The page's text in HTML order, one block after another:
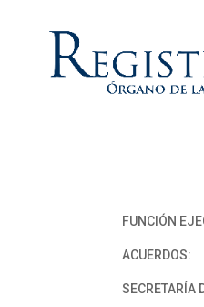
FUNCIÓN
ACUERDOS:
SECRETARÍA